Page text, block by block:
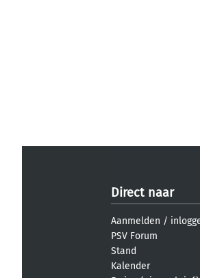
Direct naar
Aanmelden /
PSV Forum
Stand
Kalender